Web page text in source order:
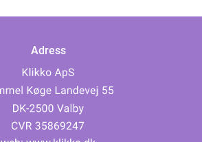
Adress